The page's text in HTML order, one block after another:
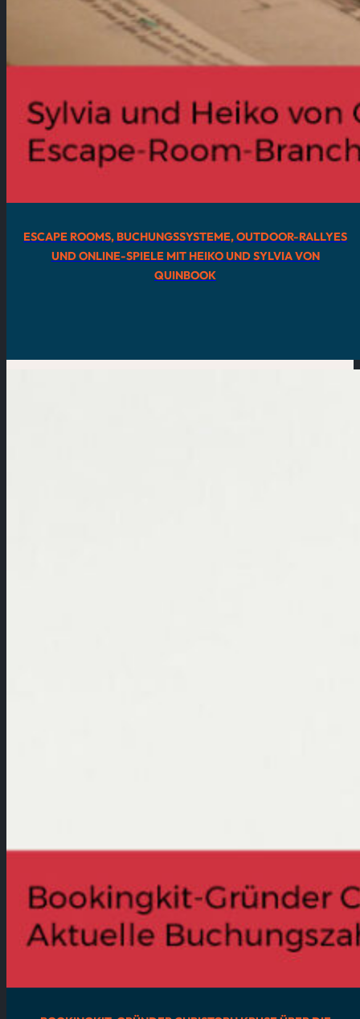
ESCAPE ROOMS, BUCHUNGSSYSTEME, OUTDOOR-RALLYES
UND ONLINE-SPIELE MIT HEIKO UND SYLVIA VON
QUINBOOK